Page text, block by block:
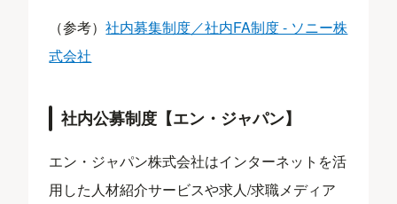
（参考）社内募集制度／社内FA制度 - ソニー株
式会社
社内公募制度【エン・ジャパン】
エン・ジャパン株式会社はインターネットを活
用した人材紹介サービスや求人/求職メディア